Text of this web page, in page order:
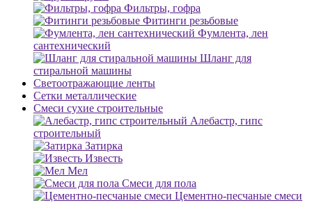
Фильтры, гофра
Фитинги резьбовые
Фумлента, лен
сантехнический
Шланг для
стиральной машины
Светоотражающие ленты
Сетки металлические
Смеси сухие строительные
Алебастр, гипс
строительный
Затирка
Известь
Мел
Смеси для пола
Цементно-песчаные смеси